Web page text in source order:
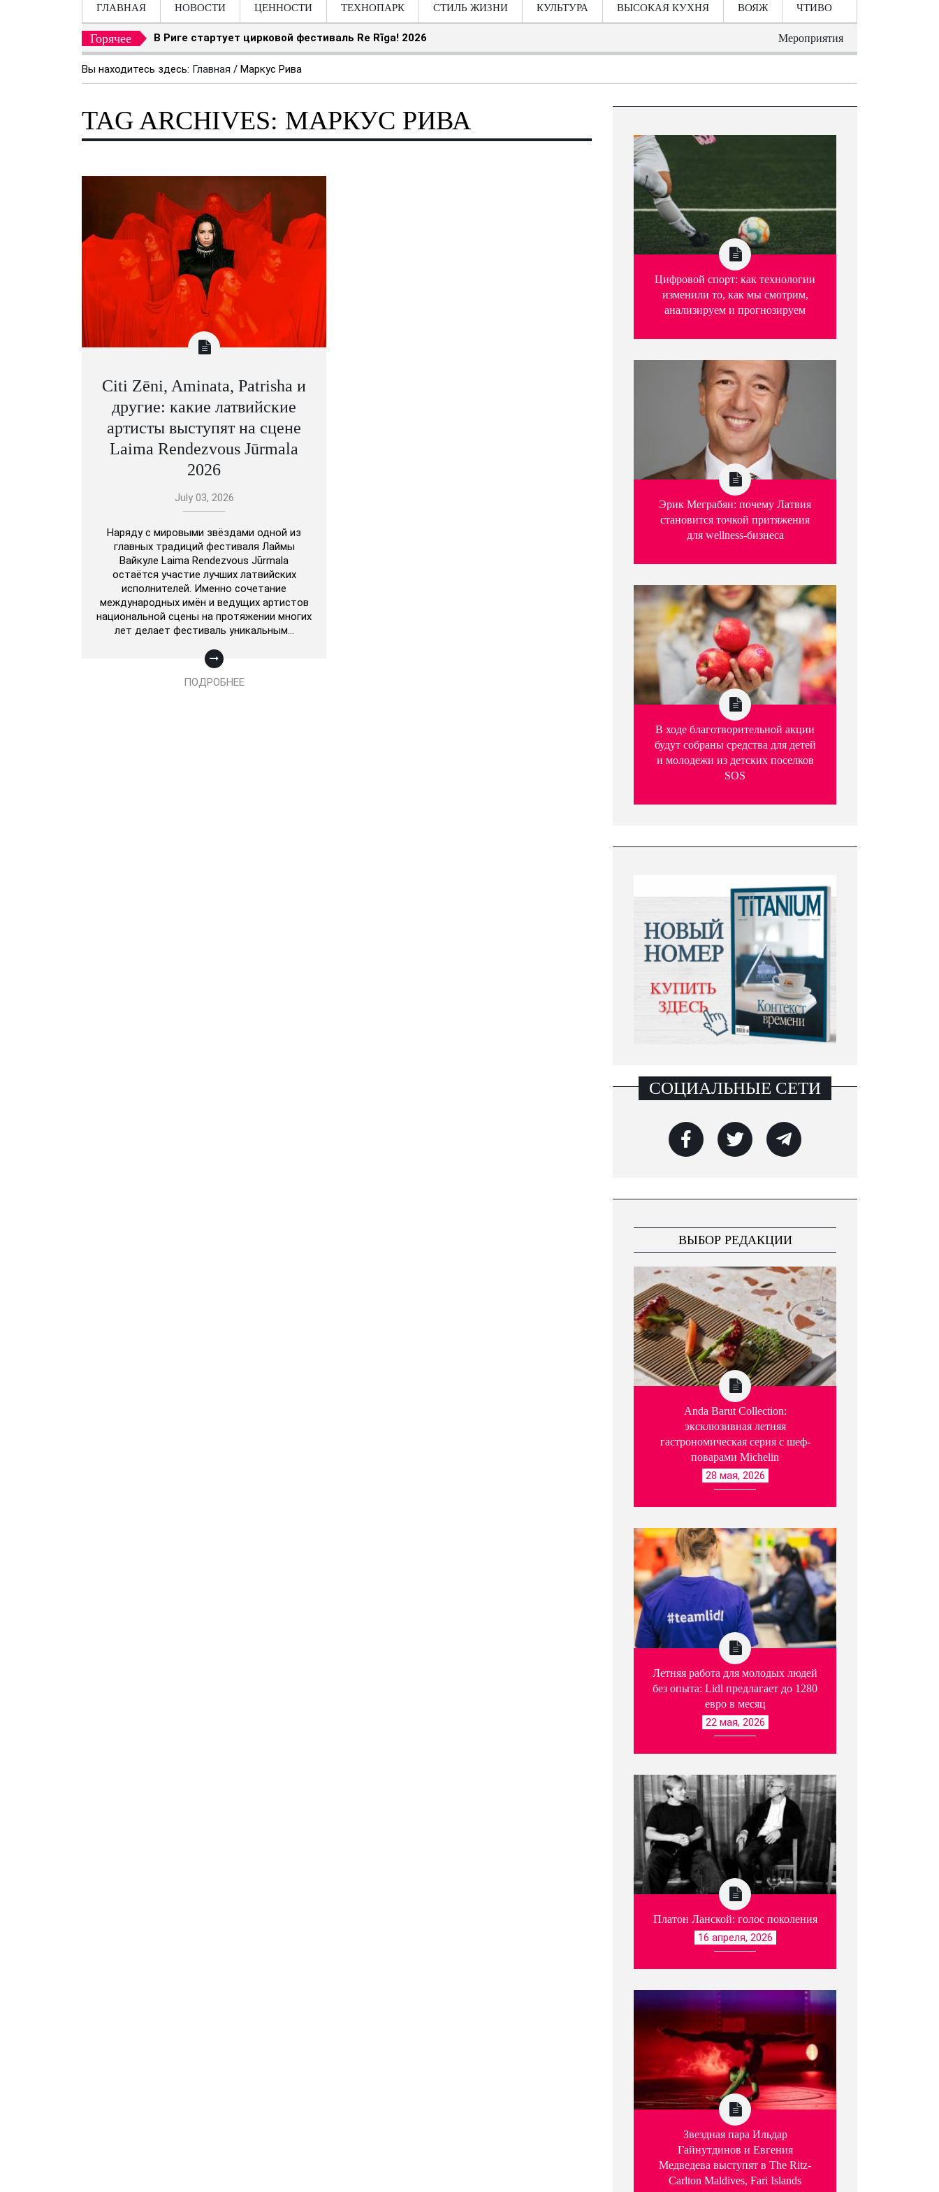
ГЛАВНАЯ НОВОСТИ ЦЕННОСТИ ТЕХНОПАРК СТИЛЬ ЖИЗНИ КУЛЬТУРА ВЫСОКАЯ КУХНЯ ВОЯЖ ЧТИВО
Горячее Пляж Вецаки на один вечер станет концертным залом под открытым небом Мероприятия
Вы находитесь здесь: Главная / Маркус Рива
TAG ARCHIVES: МАРКУС РИВА
Citi Zēni, Aminata, Patrisha и
другие: какие латвийские
артисты выступят на сцене
Laima Rendezvous Jūrmala
2026
July 03, 2026
Наряду с мировыми звёздами одной из
главных традиций фестиваля Лаймы
Вайкуле Laima Rendezvous Jūrmala
остаётся участие лучших латвийских
исполнителей. Именно сочетание
международных имён и ведущих артистов
национальной сцены на протяжении многих
лет делает фестиваль уникальным…
ПОДРОБНЕЕ
Цифровой спорт: как технологии
изменили то, как мы смотрим,
анализируем и прогнозируем
Эрик Меграбян: почему Латвия
становится точкой притяжения
для wellness-бизнеса
В ходе благотворительной акции
будут собраны средства для детей
и молодежи из детских поселков
SOS
СОЦИАЛЬНЫЕ СЕТИ
ВЫБОР РЕДАКЦИИ
Anda Barut Collection:
эксклюзивная летняя
гастрономическая серия с шеф-
поварами Michelin
28 мая, 2026
Летняя работа для молодых людей
без опыта: Lidl предлагает до 1280
евро в месяц
22 мая, 2026
Платон Ланской: голос поколения
16 апреля, 2026
Звездная пара Ильдар
Гайнутдинов и Евгения
Медведева выступят в The Ritz-
Carlton Maldives, Fari Islands